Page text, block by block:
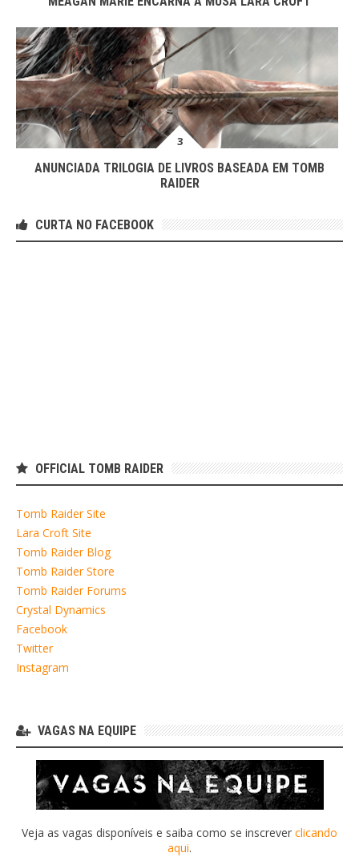
ANUNCIADA TRILOGIA DE LIVROS BASEADA EM TOMB
RAIDER
CURTA NO FACEBOOK
OFFICIAL TOMB RAIDER
Tomb Raider Site
Lara Croft Site
Tomb Raider Blog
Tomb Raider Store
Tomb Raider Forums
Crystal Dynamics
Facebook
Twitter
Instagram
VAGAS NA EQUIPE
Veja as vagas disponíveis e saiba como se inscrever clicando
aqui.